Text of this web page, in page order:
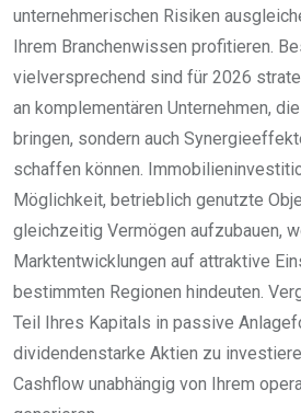
unternehmerischen Risiken
Ihrem Branchenwissen profitieren.
vielversprechend sind für 2026
an komplementären Unternehmen,
bringen, sondern auch
schaffen können.
Möglichkeit, betrieblich genutzte
gleichzeitig Vermögen aufzubauen,
Marktentwicklungen auf attraktive
bestimmten Regionen hindeuten.
Teil Ihres Kapitals in passive
dividendenstarke Aktien zu
Cashflow unabhängig von Ihrem